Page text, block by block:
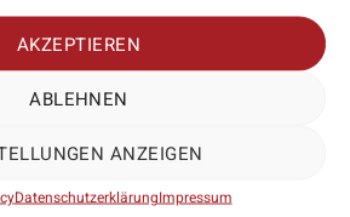
AKZEPTIEREN
ABLEHNEN
ANZEIGEN
DatenschutzerklärungImpressum
Zubehör sicher zu verstauen.